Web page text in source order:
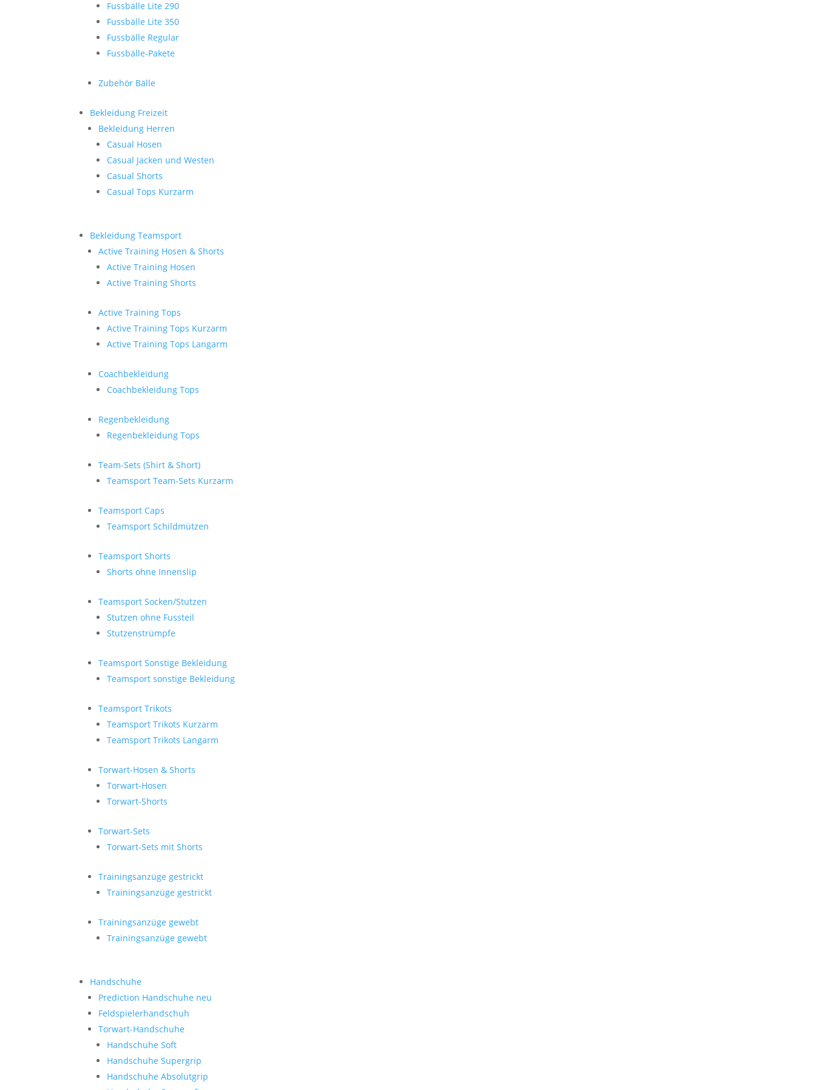
Fussbälle Lite 290
Fussbälle Lite 350
Fussbälle Regular
Fussbälle-Pakete
Zubehör Bälle
Bekleidung Freizeit
Bekleidung Herren
Casual Hosen
Casual Jacken und Westen
Casual Shorts
Casual Tops Kurzarm
Bekleidung Teamsport
Active Training Hosen & Shorts
Active Training Hosen
Active Training Shorts
Active Training Tops
Active Training Tops Kurzarm
Active Training Tops Langarm
Coachbekleidung
Coachbekleidung Tops
Regenbekleidung
Regenbekleidung Tops
Team-Sets (Shirt & Short)
Teamsport Team-Sets Kurzarm
Teamsport Caps
Teamsport Schildmützen
Teamsport Shorts
Shorts ohne Innenslip
Teamsport Socken/Stutzen
Stutzen ohne Fussteil
Stutzenstrümpfe
Teamsport Sonstige Bekleidung
Teamsport sonstige Bekleidung
Teamsport Trikots
Teamsport Trikots Kurzarm
Teamsport Trikots Langarm
Torwart-Hosen & Shorts
Torwart-Hosen
Torwart-Shorts
Torwart-Sets
Torwart-Sets mit Shorts
Trainingsanzüge gestrickt
Trainingsanzüge gestrickt
Trainingsanzüge gewebt
Trainingsanzüge gewebt
Handschuhe
Prediction Handschuhe neu
Feldspielerhandschuh
Torwart-Handschuhe
Handschuhe Soft
Handschuhe Supergrip
Handschuhe Absolutgrip